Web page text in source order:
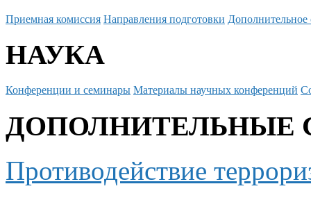
Приемная комиссия Направления подготовки Дополнительное
НАУКА
Конференции и семинары Материалы научных конференций
ДОПОЛНИТЕЛЬНЫЕ
Противодействие